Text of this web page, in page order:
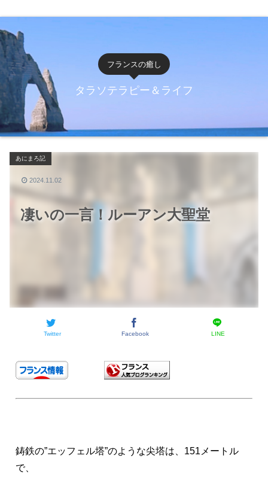
フランスの癒し
タラソテラピー＆ライフ
凄いの一言！ルーアン大聖堂
あにまろ記
Twitter Facebook LINE
2024.11.02
鋳鉄の”エッフェル塔”のような尖塔は、151メートル
で、